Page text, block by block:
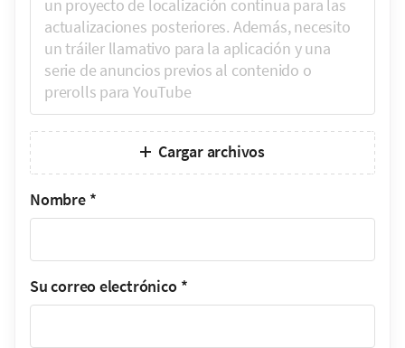
Cargar archivos
Nombre *
Su correo electrónico *